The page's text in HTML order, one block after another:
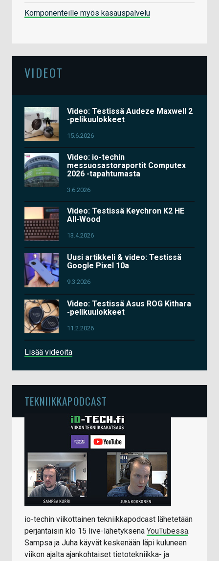
Komponenteille myös kasauspalvelu
VIDEOT
Video: Testissä Audeze Maxwell 2
-pelikuulokkeet
15.6.2026
Video: io-techin
messuosastoraportit Computex
2026 -tapahtumasta
3.6.2026
Video: Testissä Keychron K2 HE
All-Wood
13.4.2026
Uusi artikkeli & video: Testissä
Google Pixel 10a
9.3.2026
Video: Testissä Asus ROG Kithara
-pelikuulokkeet
11.2.2026
Lisää videoita
TEKNIIKKAPODCAST
io-techin viikottainen tekniikkapodcast lähetetään
perjantaisin klo 15 live-lähetyksenä YouTubessa.
Sampsa ja Juha käyvät keskenään läpi kuluneen
viikon ajalta ajankohtaiset tietotekniikka- ja